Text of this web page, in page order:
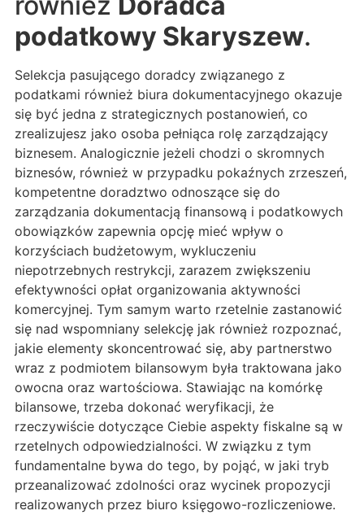
podatkowy Skaryszew.
Selekcja pasującego doradcy związanego z
podatkami również biura dokumentacyjnego okazuje
się być jedna z strategicznych postanowień, co
zrealizujesz jako osoba pełniąca rolę zarządzający
biznesem. Analogicznie jeżeli chodzi o skromnych
biznesów, również w przypadku pokaźnych zrzeszeń,
kompetentne doradztwo odnoszące się do
zarządzania dokumentacją finansową i podatkowych
obowiązków zapewnia opcję mieć wpływ o
korzyściach budżetowym, wykluczeniu
niepotrzebnych restrykcji, zarazem zwiększeniu
efektywności opłat organizowania aktywności
komercyjnej. Tym samym warto rzetelnie zastanowić
się nad wspomniany selekcję jak również rozpoznać,
jakie elementy skoncentrować się, aby partnerstwo
wraz z podmiotem bilansowym była traktowana jako
owocna oraz wartościowa. Stawiając na komórkę
bilansowe, trzeba dokonać weryfikacji, że
rzeczywiście dotyczące Ciebie aspekty fiskalne są w
rzetelnych odpowiedzialności. W związku z tym
fundamentalne bywa do tego, by pojąć, w jaki tryb
przeanalizować zdolności oraz wycinek propozycji
realizowanych przez biuro księgowo-rozliczeniowe.